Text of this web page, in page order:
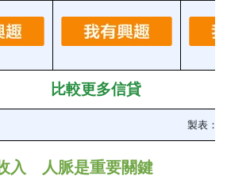
比較更多信貸
製表：
入 人脈是重要關鍵